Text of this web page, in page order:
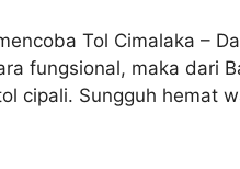
Tol Cimalaka –
fungsional, maka dari
cipali. Sungguh hemat